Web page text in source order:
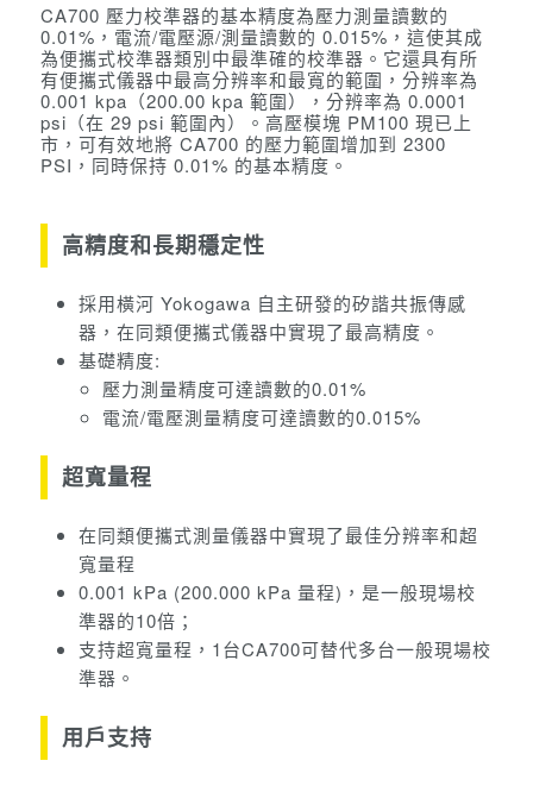
CA700 壓力校準器的基本精度為壓力測量讀數的
0.01%，電流/電壓源/測量讀數的 0.015%，這使其成
為便攜式校準器類別中最準確的校準器。 它還具有所
有便攜式儀器中最高分辨率和最寬的範圍，分辨率為
0.001 kpa（200.00 kpa 範圍），分辨率為 0.0001
psi（在 29 psi 範圍內）。 高壓模塊 PM100 現已上
市，可有效地將 CA700 的壓力範圍增加到 2300
PSI，同時保持 0.01% 的基本精度。
高精度和長期穩定性
採用橫河 Yokogawa 自主研發的矽諧共振傳感
器，在同類便攜式儀器中實現了最高精度。
基礎精度:
壓力測量精度可達讀數的0.01%
電流/電壓測量精度可達讀數的0.015%
超寬量程
在同類便攜式測量儀器中實現了最佳分辨率和超
寬量程
0.001 kPa (200.000 kPa 量程)，是一般現場校
準器的10倍；
支持超寬量程，1台CA700可替代多台一般現場校
準器。
用戶支持